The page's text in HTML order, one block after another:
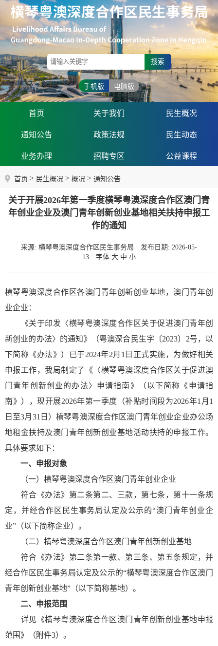
搜索
手机版 电脑版
首页 关于我们 民生概况
通知公告 政策法规 民生动态
业务办理 招聘专区 公益课程
首页 > 民生概况 > 概况 > 通知公告
关于开展2026年第一季度横琴粤澳深度合作区澳门青
年创业企业及澳门青年创新创业基地相关扶持申报工
作的通知
来源: 横琴粤澳深度合作区民生事务局
发布日期: 2026-05-
13
字体 大 中 小
横琴粤澳深度合作区各澳门青年创新创业基地，澳门青年创
业企业：
《关于印发〈横琴粤澳深度合作区关于促进澳门青年创
新创业的办法〉的通知》（粤澳深合民生字〔2023〕2号，以
下简称《办法》）已于2024年2月1日正式实施，为做好相关
申报工作，我局制定了《〈横琴粤澳深度合作区关于促进澳
门青年创新创业的办法〉申请指南》（以下简称《申请指
南》），现开展2026年第一季度（补贴时间段为2026年1月1
日至3月31日）横琴粤澳深度合作区澳门青年创业企业办公场
地租金扶持及澳门青年创新创业基地活动扶持的申报工作。
具体要求如下：
一、申报对象
（一）横琴粤澳深度合作区澳门青年创业企业
符合《办法》第二条第二、三款，第七条，第十一条规
定，并经合作区民生事务局认定及公示的“澳门青年创业企
业”（以下简称企业）。
（二）横琴粤澳深度合作区澳门青年创新创业基地
符合《办法》第二条第一款、第三条、第五条规定，并
经合作区民生事务局认定及公示的“横琴粤澳深度合作区澳门
青年创新创业基地”（以下简称基地）。
二、申报范围
详见《横琴粤澳深度合作区澳门青年创新创业基地申报
范围》（附件3）。